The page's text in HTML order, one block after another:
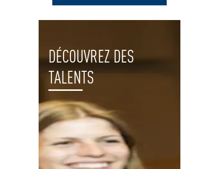
DÉCOUVREZ DES
TALENTS